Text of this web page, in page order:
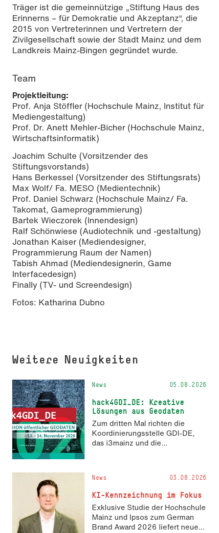
Träger ist die gemeinnützige „Stiftung Haus des
Erinnerns – für Demokratie und Akzeptanz“, die
2015 von Vertreterinnen und Vertretern der
Zivilgesellschaft sowie der Stadt Mainz und dem
Landkreis Mainz-Bingen gegründet wurde.
Team
Projektleitung:
Prof. Anja Stöffler (Hochschule Mainz, Institut für
Mediengestaltung)
Prof. Dr. Anett Mehler-Bicher (Hochschule Mainz,
Wirtschaftsinformatik)
Joachim Schulte (Vorsitzender des
Stiftungsvorstands)
Hans Berkessel (Vorsitzender des Stiftungsrats)
Max Wolf/ Fa. MESO (Medientechnik)
Prof. Daniel Schwarz (Hochschule Mainz/ Fa.
Takomat, Gameprogrammierung)
Bartek Wieczorek (Innendesign)
Ralf Schönwiese (Audiotechnik und -gestaltung)
Jonathan Kaiser (Mediendesigner,
Programmierung Raum der Namen)
Tabish Ahmad (Mediendesignerin, Game
Interfacedesign)
Finally (TV- und Screendesign)
Fotos: Katharina Dubno
Weitere Neuigkeiten
News 05.08.2026
hack4GDI_DE: Kreative
Lösungen aus Geodaten
Zum dritten Mal richten die
Koordinierungsstelle GDI-DE,
das i3mainz und die
Hackathon hack4GDI_DE an der
Hochschule Mainz aus. Die
Anmeldung ist geöffnet und bis
zum 2. Oktober 2026 möglich.
News 03.08.2026
KI-Kennzeichnung im Fokus
Exklusive Studie der Hochschule
Mainz und Ipsos zum German
Brand Award 2026 liefert neue